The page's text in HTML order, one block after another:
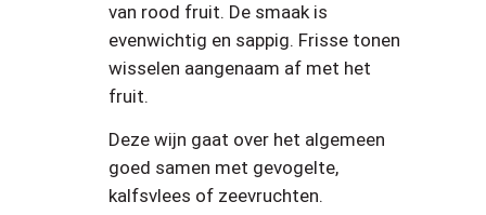
van rood fruit. De smaak is
evenwichtig en sappig. Frisse tonen
wisselen aangenaam af met het
fruit.
Deze wijn gaat over het algemeen
goed samen met gevogelte,
kalfsvlees of zeevruchten.